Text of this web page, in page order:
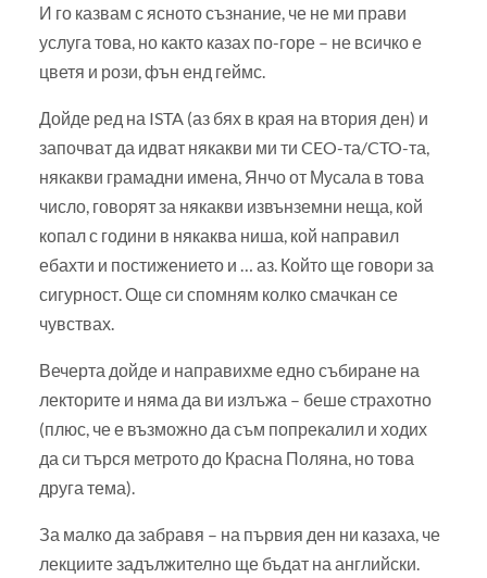
И го казвам с ясното съзнание, че не ми прави
услуга това, но както казах по-горе – не всичко е
цветя и рози, фън енд геймс.
Дойде ред на ISTA (аз бях в края на втория ден) и
започват да идват някакви ми ти CEO-та/CTO-та,
някакви грамадни имена, Янчо от Мусала в това
число, говорят за някакви извънземни неща, кой
копал с години в някаква ниша, кой направил
ебахти и постижението и … аз. Който ще говори за
сигурност. Още си спомням колко смачкан се
чувствах.
Вечерта дойде и направихме едно събиране на
лекторите и няма да ви излъжа – беше страхотно
(плюс, че е възможно да съм попрекалил и ходих
да си търся метрото до Красна Поляна, но това
друга тема).
За малко да забравя – на първия ден ни казаха, че
лекциите задължително ще бъдат на английски.